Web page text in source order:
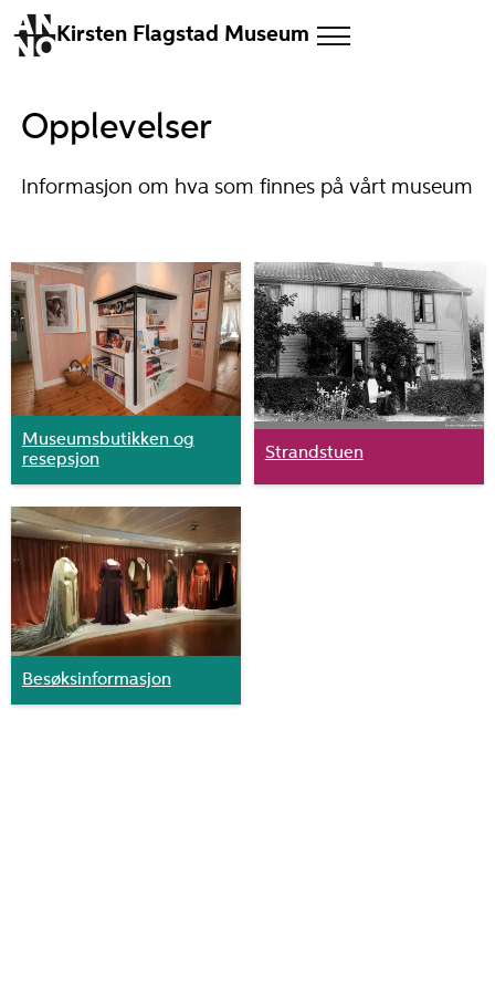
Kirsten Flagstad Museum
Opplevelser
Informasjon om hva som finnes på vårt museum
Museumsbutikken og
resepsjon
Strandstuen
Besøksinformasjon